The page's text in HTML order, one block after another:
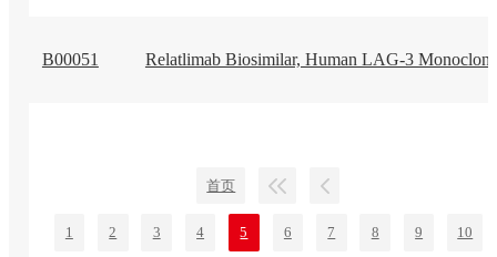
B00051 Relatlimab Biosimilar, Human LAG-3
首页
1 2 3 4 5 6 7 8 9 10